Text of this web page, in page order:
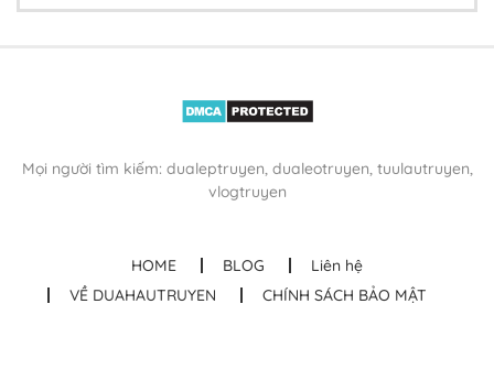
Mọi người tìm kiếm: dualeptruyen, dualeotruyen, tuulautruyen,
vlogtruyen
HOME BLOG
Liên hệ
VỀ DUAHAUTRUYEN
CHÍNH SÁCH BẢO MẬT